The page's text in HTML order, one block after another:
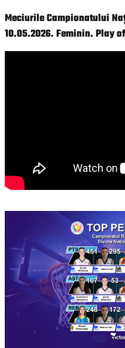
Meciurile Campionatului
10.05.2026. Feminin. Play